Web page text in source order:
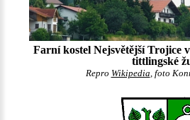
Farní kostel Nejsvětější Trojice
tittlingské
Repro Wikipedia , foto